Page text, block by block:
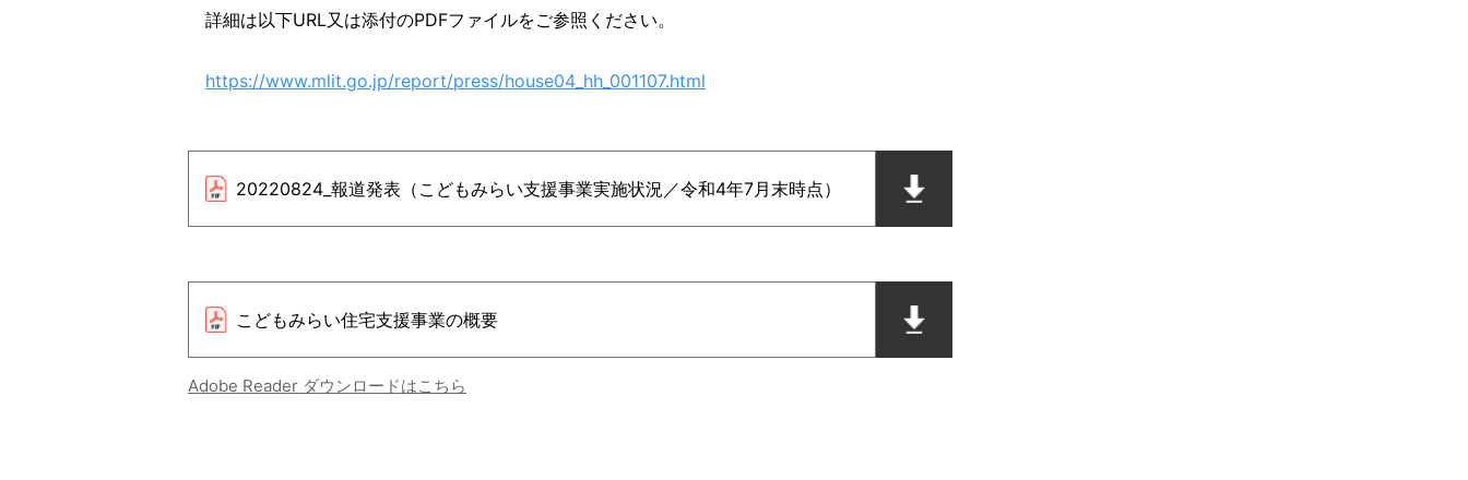
詳細は以下URL又は添付のPDFファイルをご参照ください。
https://www.mlit.go.jp/report/press/house04_hh_001107.html
20220824_報道発表（こどもみらい支援事業実施状況／令和4年7月末時点）
こどもみらい住宅支援事業の概要
Adobe Reader ダウンロードはこちら